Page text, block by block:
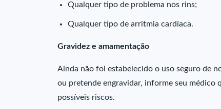
Qualquer tipo de problema nos rins;
Qualquer tipo de arritmia cardíaca.
Gravidez e amamentação
Ainda não foi estabelecido o uso seguro de
ou pretende engravidar, informe seu médico
possíveis riscos.